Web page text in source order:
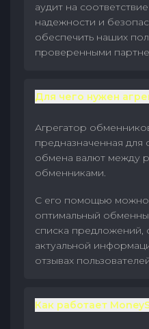
аудит на
надежности и
обеспечить наших
проверенными
Для чего нужен
Агрегатор
предназначенная для
обмена валют между
обменниками.
С его помощью
оптимальный
списка предложений,
актуальной
отзывах
Как работает